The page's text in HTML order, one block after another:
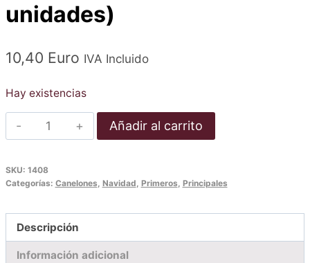
unidades)
10,40 Euro IVA Incluido
Hay existencias
Canelons
de
sense
(Safata
de
8
Añadir al carrito
SKU: 1408
Categorías: Canelones, Navidad, Primeros, Principales
Descripción
Información adicional